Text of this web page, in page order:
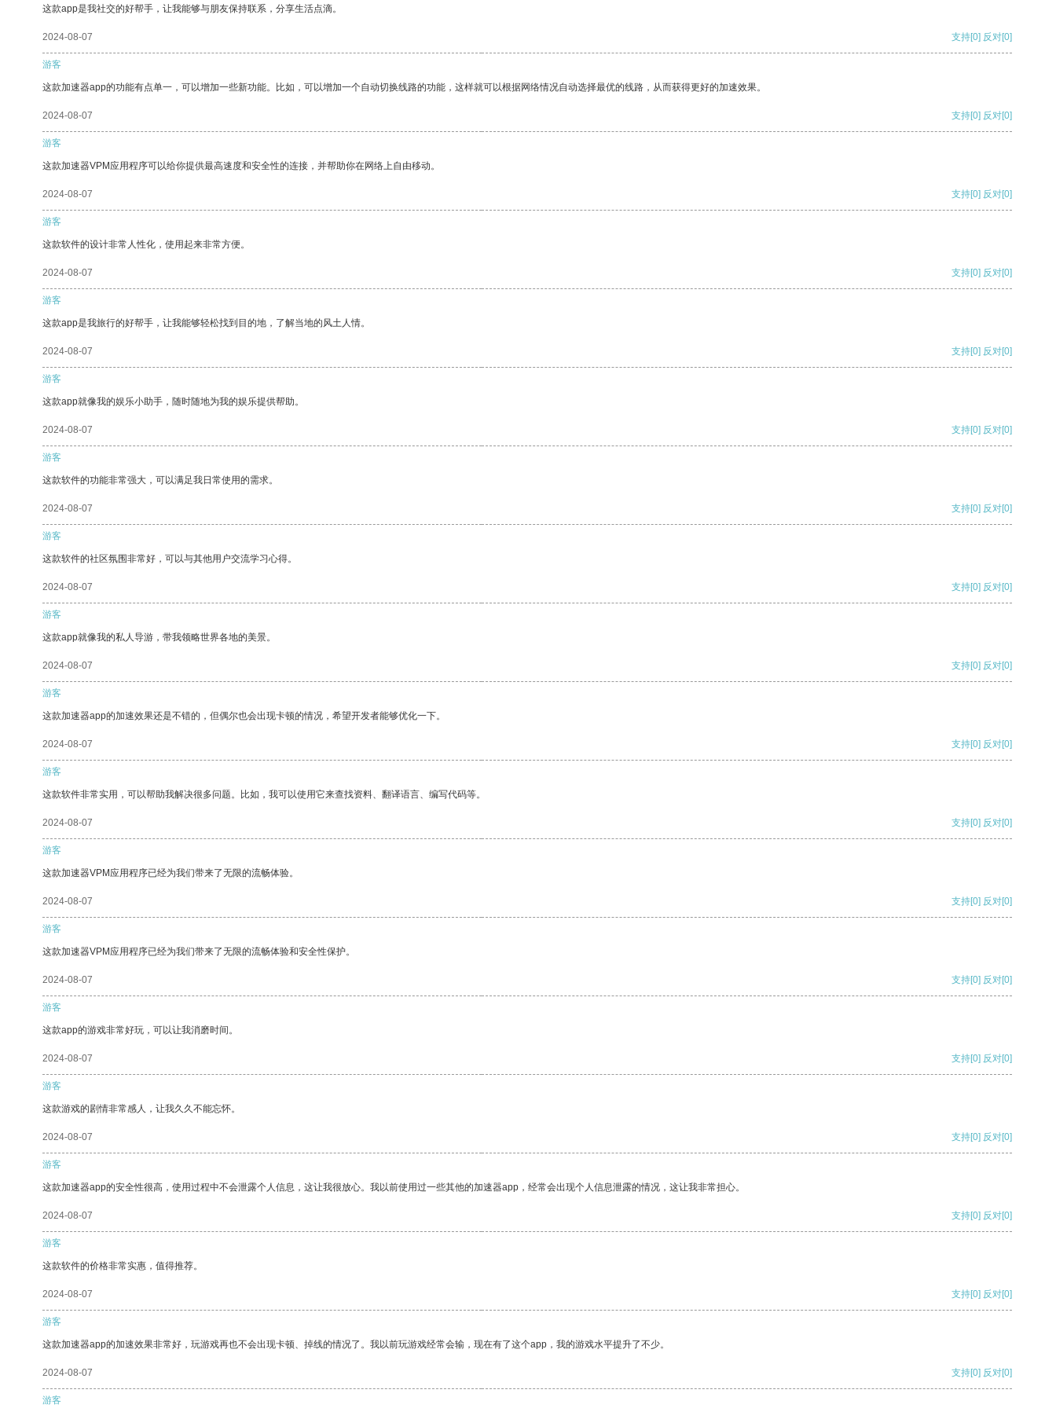
这款app是我社交的好帮手，让我能够与朋友保持联系，分享生活点滴。
2024-08-07 支持[0] 反对[0]
游客
这款加速器app的功能有点单一，可以增加一些新功能。比如，可以增加一个自动切换线路的功能，这样就可以根据网络情况自动选择最优的线路，从而获得更好的加速效果。
2024-08-07 支持[0] 反对[0]
游客
这款加速器VPM应用程序可以给你提供最高速度和安全性的连接，并帮助你在网络上自由移动。
2024-08-07 支持[0] 反对[0]
游客
这款软件的设计非常人性化，使用起来非常方便。
2024-08-07 支持[0] 反对[0]
游客
这款app是我旅行的好帮手，让我能够轻松找到目的地，了解当地的风土人情。
2024-08-07 支持[0] 反对[0]
游客
这款app就像我的娱乐小助手，随时随地为我的娱乐提供帮助。
2024-08-07 支持[0] 反对[0]
游客
这款软件的功能非常强大，可以满足我日常使用的需求。
2024-08-07 支持[0] 反对[0]
游客
这款软件的社区氛围非常好，可以与其他用户交流学习心得。
2024-08-07 支持[0] 反对[0]
游客
这款app就像我的私人导游，带我领略世界各地的美景。
2024-08-07 支持[0] 反对[0]
游客
这款加速器app的加速效果还是不错的，但偶尔也会出现卡顿的情况，希望开发者能够优化一下。
2024-08-07 支持[0] 反对[0]
游客
这款软件非常实用，可以帮助我解决很多问题。比如，我可以使用它来查找资料、翻译语言、编写代码等。
2024-08-07 支持[0] 反对[0]
游客
这款加速器VPM应用程序已经为我们带来了无限的流畅体验。
2024-08-07 支持[0] 反对[0]
游客
这款加速器VPM应用程序已经为我们带来了无限的流畅体验和安全性保护。
2024-08-07 支持[0] 反对[0]
游客
这款app的游戏非常好玩，可以让我消磨时间。
2024-08-07 支持[0] 反对[0]
游客
这款游戏的剧情非常感人，让我久久不能忘怀。
2024-08-07 支持[0] 反对[0]
游客
这款加速器app的安全性很高，使用过程中不会泄露个人信息，这让我很放心。我以前使用过一些其他的加速器app，经常会出现个人信息泄露的情况，这让我非常担心。
2024-08-07 支持[0] 反对[0]
游客
这款软件的价格非常实惠，值得推荐。
2024-08-07 支持[0] 反对[0]
游客
这款加速器app的加速效果非常好，玩游戏再也不会出现卡顿、掉线的情况了。我以前玩游戏经常会输，现在有了这个app，我的游戏水平提升了不少。
2024-08-07 支持[0] 反对[0]
游客